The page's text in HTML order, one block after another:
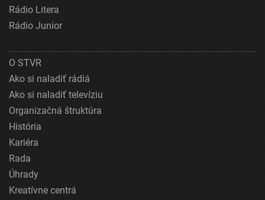
Rádio Litera
Rádio Junior
O STVR
Ako si naladiť rádiá
Ako si naladiť televíziu
Organizačná štruktúra
História
Kariéra
Rada
Úhrady
Kreatívne centrá